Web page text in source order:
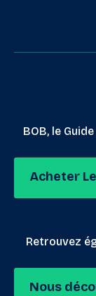
BOB, le
Acheter
Retrouvez
Nous